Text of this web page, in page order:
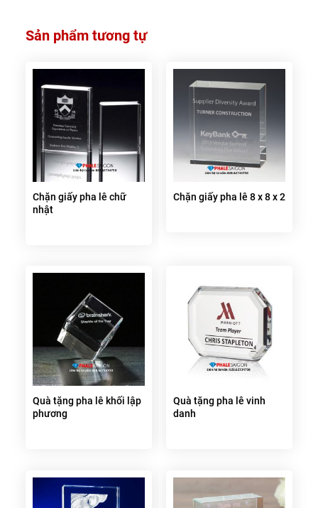
Sản phẩm tương tự
Chặn giấy pha lê chữ
nhật
Chặn giấy pha lê 8 x 8 x 2
Quà tặng pha lê khối lập
phương
Quà tặng pha lê vinh
danh